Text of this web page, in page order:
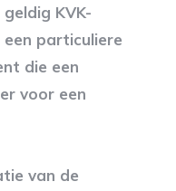
KVK-
particuliere
die een
voor een
van de